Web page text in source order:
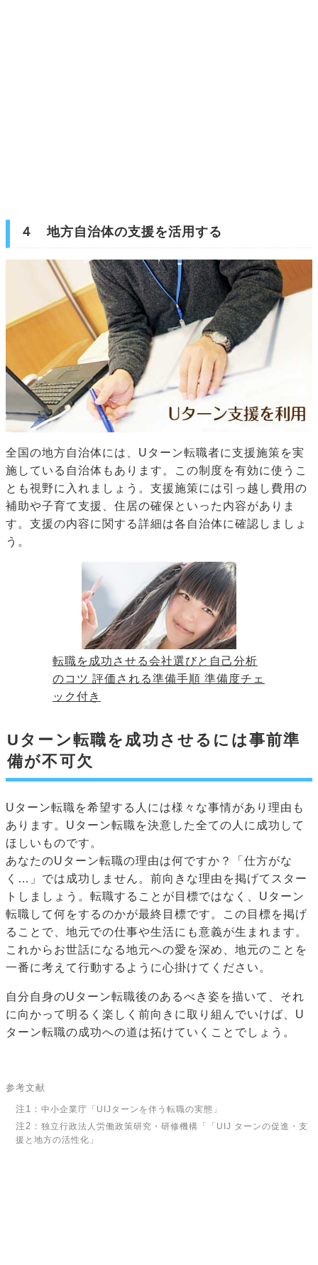
４ 地方自治体の支援を活用する
全国の地方自治体には、Uターン転職者に支援施策を実
施している自治体もあります。この制度を有効に使うこ
とも視野に入れましょう。支援施策には引っ越し費用の
補助や子育て支援、住居の確保といった内容がありま
す。支援の内容に関する詳細は各自治体に確認しましょ
う。
転職を成功させる会社選びと自己分析
のコツ 評価される準備手順 準備度チェ
ック付き
Uターン転職を成功させるには事前準
備が不可欠
Uターン転職を希望する人には様々な事情があり理由も
あります。Uターン転職を決意した全ての人に成功して
ほしいものです。
あなたのUターン転職の理由は何ですか？「仕方がな
く…」では成功しません。前向きな理由を掲げてスター
トしましょう。転職することが目標ではなく、Uターン
転職して何をするのかが最終目標です。この目標を掲げ
ることで、地元での仕事や生活にも意義が生まれます。
これからお世話になる地元への愛を深め、地元のことを
一番に考えて行動するように心掛けてください。
自分自身のUターン転職後のあるべき姿を描いて、それ
に向かって明るく楽しく前向きに取り組んでいけば、U
ターン転職の成功への道は拓けていくことでしょう。
参考文献
注1： 中小企業庁「UIJターンを伴う転職の実態」
注2： 独立行政法人労働政策研究・研修機構「「UIJ ターンの促進・支
援と地方の活性化」